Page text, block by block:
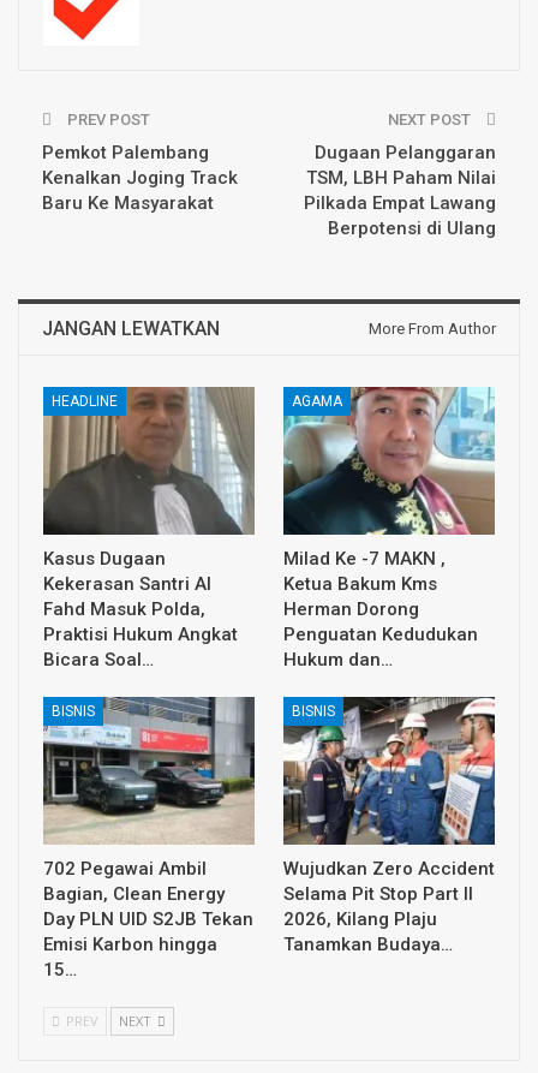
PREV POST
Pemkot Palembang
Kenalkan Joging Track
Baru Ke Masyarakat
NEXT POST
Dugaan Pelanggaran
TSM, LBH Paham Nilai
Pilkada Empat Lawang
Berpotensi di Ulang
JANGAN LEWATKAN More From Author
HEADLINE
Kasus Dugaan
Kekerasan Santri Al
Fahd Masuk Polda,
Praktisi Hukum Angkat
Bicara Soal…
AGAMA
Milad Ke -7 MAKN ,
Ketua Bakum Kms
Herman Dorong
Penguatan Kedudukan
Hukum dan…
BISNIS
702 Pegawai Ambil
Bagian, Clean Energy
Day PLN UID S2JB Tekan
Emisi Karbon hingga
15…
BISNIS
Wujudkan Zero Accident
Selama Pit Stop Part II
2026, Kilang Plaju
Tanamkan Budaya…
PREV NEXT